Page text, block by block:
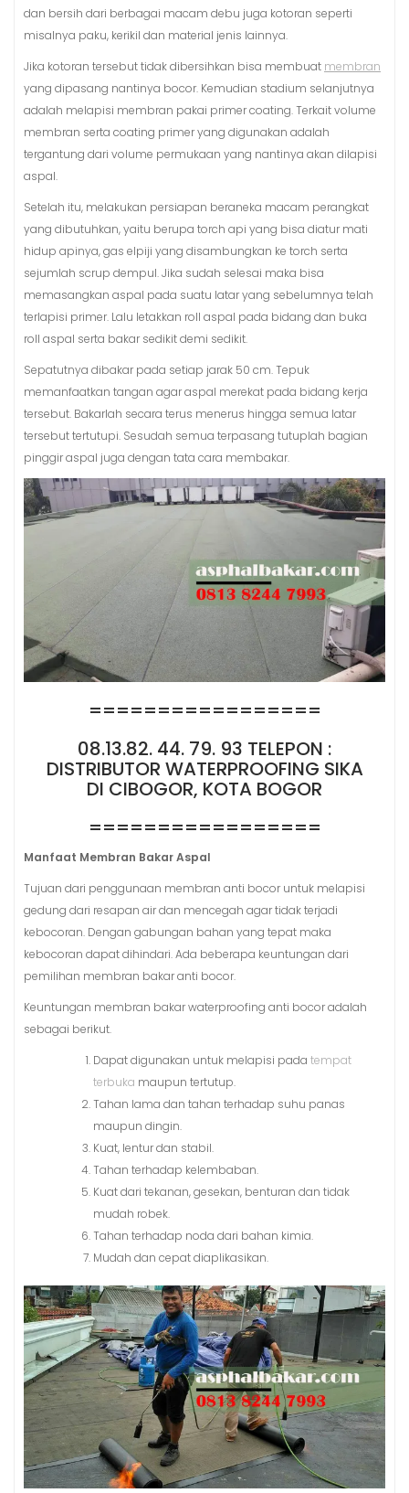
dan bersih dari berbagai macam debu juga kotoran seperti
misalnya paku, kerikil dan material jenis lainnya.
Jika kotoran tersebut tidak dibersihkan bisa membuat membran
yang dipasang nantinya bocor. Kemudian stadium selanjutnya
adalah melapisi membran pakai primer coating. Terkait volume
membran serta coating primer yang digunakan adalah
tergantung dari volume permukaan yang nantinya akan dilapisi
aspal.
Setelah itu, melakukan persiapan beraneka macam perangkat
yang dibutuhkan, yaitu berupa torch api yang bisa diatur mati
hidup apinya, gas elpiji yang disambungkan ke torch serta
sejumlah scrup dempul. Jika sudah selesai maka bisa
memasangkan aspal pada suatu latar yang sebelumnya telah
terlapisi primer. Lalu letakkan roll aspal pada bidang dan buka
roll aspal serta bakar sedikit demi sedikit.
Sepatutnya dibakar pada setiap jarak 50 cm. Tepuk
memanfaatkan tangan agar aspal merekat pada bidang kerja
tersebut. Bakarlah secara terus menerus hingga semua latar
tersebut tertutupi. Sesudah semua terpasang tutuplah bagian
pinggir aspal juga dengan tata cara membakar.
=================
08.13.82. 44. 79. 93 TELEPON :
DISTRIBUTOR WATERPROOFING SIKA
DI CIBOGOR, KOTA BOGOR
=================
Manfaat Membran Bakar Aspal
Tujuan dari penggunaan membran anti bocor untuk melapisi
gedung dari resapan air dan mencegah agar tidak terjadi
kebocoran. Dengan gabungan bahan yang tepat maka
kebocoran dapat dihindari. Ada beberapa keuntungan dari
pemilihan membran bakar anti bocor.
Keuntungan membran bakar waterproofing anti bocor adalah
sebagai berikut.
Dapat digunakan untuk melapisi pada tempat
terbuka maupun tertutup.
Tahan lama dan tahan terhadap suhu panas
maupun dingin.
Kuat, lentur dan stabil.
Tahan terhadap kelembaban.
Kuat dari tekanan, gesekan, benturan dan tidak
mudah robek.
Tahan terhadap noda dari bahan kimia.
Mudah dan cepat diaplikasikan.